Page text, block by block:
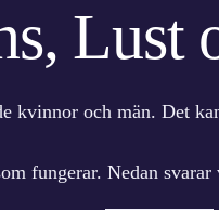
Lust
kvinnor och män. Det
fungerar. Nedan